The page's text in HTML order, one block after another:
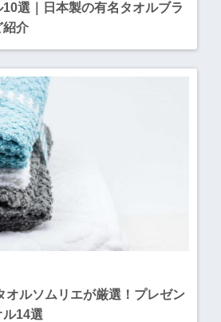
選｜日本製の有名タオルブラ
紹介
オルソムリエが厳選！プレゼン
ル14選